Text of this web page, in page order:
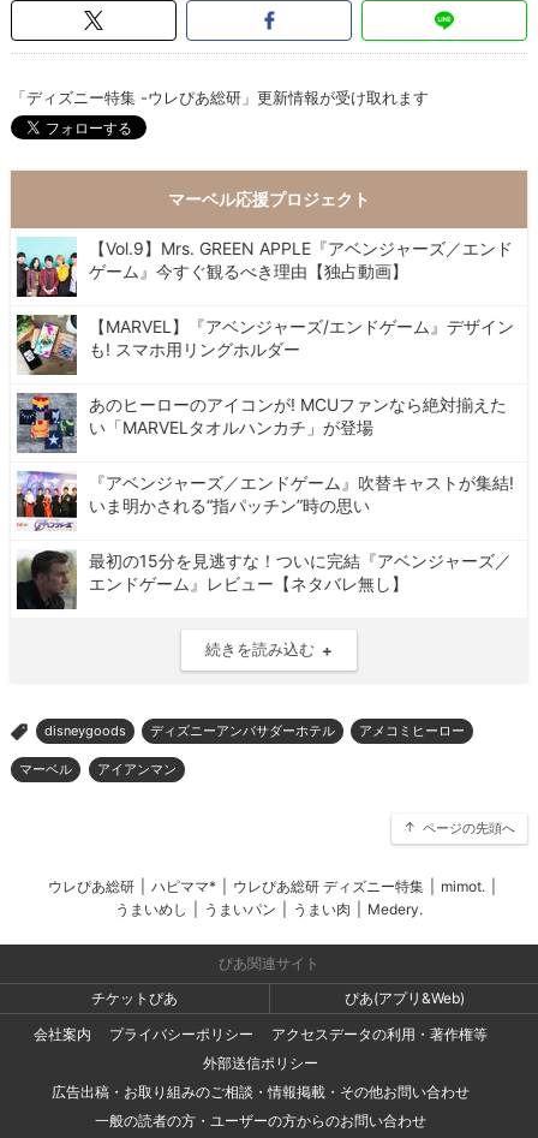
「ディズニー特集 -ウレぴあ総研」更新情報が受け取れます
マーベル応援プロジェクト
【Vol.9】Mrs. GREEN APPLE『アベンジャーズ／エンド
ゲーム』今すぐ観るべき理由【独占動画】
【MARVEL】『アベンジャーズ/エンドゲーム』デザイン
も! スマホ用リングホルダー
あのヒーローのアイコンが! MCUファンなら絶対揃えた
い「MARVELタオルハンカチ」が登場
『アベンジャーズ／エンドゲーム』吹替キャストが集結!
いま明かされる“指パッチン”時の思い
最初の15分を見逃すな！ついに完結『アベンジャーズ／
エンドゲーム』レビュー【ネタバレ無し】
続きを読み込む
> disneygoods ディズニーアンバサダーホテル アメコミヒーロー
マーベル アイアンマン
ページの先頭へ
ウレぴあ総研 ハピママ* ウレぴあ総研 ディズニー特集 mimot.
うまいめし
うまいパン うまい肉 Medery.
ぴあ関連サイト
チケットぴあ
ぴあ(アプリ&Web)
会社案内
プライバシーポリシー
アクセスデータの利用・著作権等
外部送信ポリシー
広告出稿・お取り組みのご相談・情報掲載・その他お問い合わせ
一般の読者の方・ユーザーの方からのお問い合わせ